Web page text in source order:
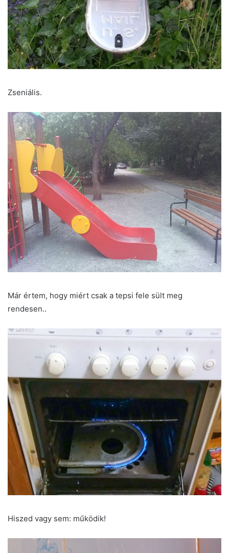
Zseniális.
Már értem, hogy miért csak a tepsi fele sült meg
rendesen..
Hiszed vagy sem: működik!